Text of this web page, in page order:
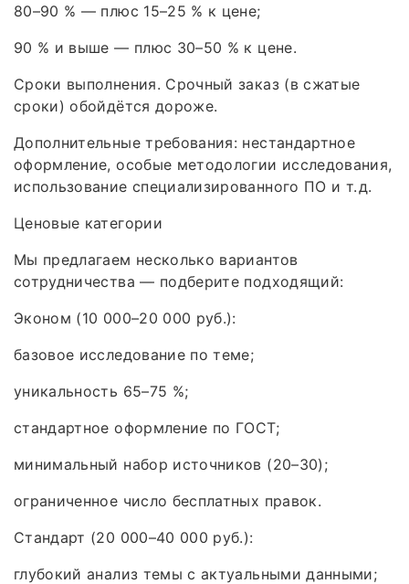
80–90 % — плюс 15–25 % к цене;
90 % и выше — плюс 30–50 % к цене.
Сроки выполнения. Срочный заказ (в сжатые
сроки) обойдётся дороже.
Дополнительные требования: нестандартное
оформление, особые методологии исследования,
использование специализированного ПО и т. д.
Ценовые категории
Мы предлагаем несколько вариантов
сотрудничества — подберите подходящий:
Эконом (10 000–20 000 руб.):
базовое исследование по теме;
уникальность 65–75 %;
стандартное оформление по ГОСТ;
минимальный набор источников (20–30);
ограниченное число бесплатных правок.
Стандарт (20 000–40 000 руб.):
глубокий анализ темы с актуальными данными;